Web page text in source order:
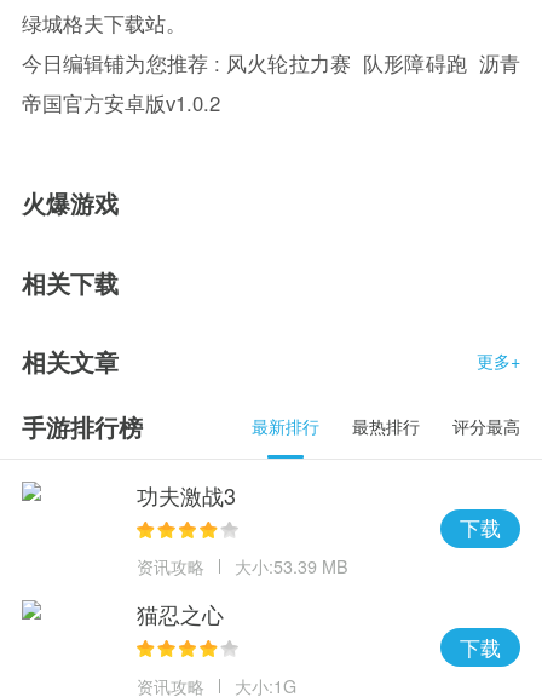
绿城格夫下载站。
今日编辑铺为您推荐 : 风火轮拉力赛 队形障碍跑 沥青
帝国官方安卓版v1.0.2
火爆游戏
相关下载
相关文章 更多+
手游排行榜 最新排行 最热排行 评分最高
功夫激战3
资讯攻略 大小:53.39 MB
下载
猫忍之心
资讯攻略 大小:1G
下载